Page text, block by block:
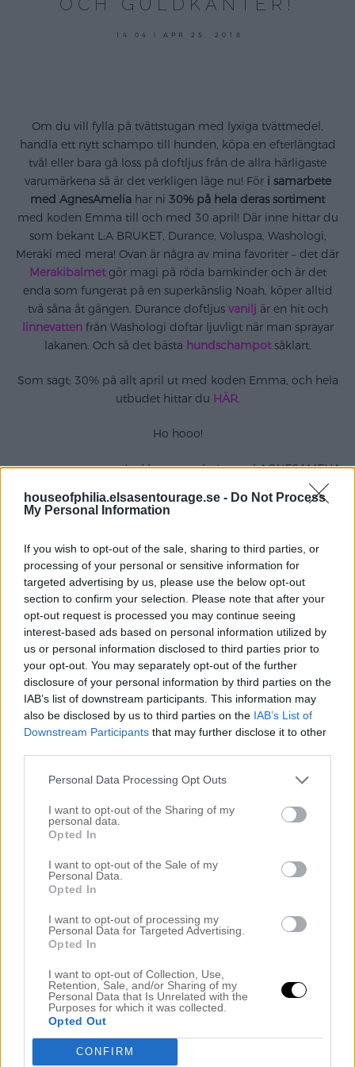
houseofphilia.elsasentourage.se - Do Not Process
My Personal Information
If you wish to opt-out of the sale, sharing to third parties, or
processing of your personal or sensitive information for
targeted advertising by us, please use the below opt-out
section to confirm your selection. Please note that after your
opt-out request is processed you may continue seeing
interest-based ads based on personal information utilized by
us or personal information disclosed to third parties prior to
your opt-out. You may separately opt-out of the further
disclosure of your personal information by third parties on the
IAB’s list of downstream participants. This information may
also be disclosed by us to third parties on the IAB’s List of
Downstream Participants that may further disclose it to other
Personal Data Processing Opt Outs
I want to opt-out of the Sharing of my
personal data.
Opted In
I want to opt-out of the Sale of my
Personal Data.
Opted In
I want to opt-out of processing my
Personal Data for Targeted Advertising.
Opted In
I want to opt-out of Collection, Use,
Retention, Sale, and/or Sharing of my
Personal Data that Is Unrelated with the
Purposes for which it was collected.
Opted Out
CONFIRM
14:04 | APR 25. 2018
Om du vill fylla på tvättstugan med lyxiga tvättmedel,
handla ett nytt schampo till hunden, köpa en efterlängtad
tvål eller bara gå loss på doftljus från de allra härligaste
varumärkena så är det verkligen läge nu! För i samarbete
med AgnesAmelia har ni 30% på hela deras sortiment
med koden Emma till och med 30 april! Där inne hittar du
som bekant L:A BRUKET, Durance, Voluspa, Washologi,
Meraki med mera! Ovan är några av mina favoriter – det där
Merakibalmetgör magi på röda barnkinder och är det
enda som fungerat på en superkänslig Noah, köper alltid
två såna åt gången. Durance doftljus vanilj är en hit och
linnevattenfrån Washologi doftar ljuvligt när man sprayar
lakanen. Och så det bästa hundschampotsåklart.
Som sagt; 30% på allt april ut med koden Emma, och hela
utbudet hittar du HÄR.
Ho hooo!
I reklamsamarbete med AGNESAMELIA
Share this article - choose your platform:
Inläggsnavigering
Att visa vad jag
vitaminar mig med.
Att ha dagen innan någons
treårsdag!
Lämna ett svar
Din e-postadress kommer inte publiceras.
Obligatoriska fält är märkta
Kommentar*
Namn*